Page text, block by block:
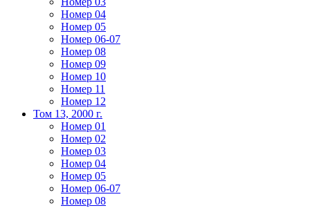
Номер 04
Номер 05
Номер 06-07
Номер 08
Номер 09
Номер 10
Номер 11
Номер 12
Том 13, 2000 г.
Номер 01
Номер 02
Номер 03
Номер 04
Номер 05
Номер 06-07
Номер 08